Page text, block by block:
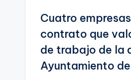
de
entradas
Cuatro
contrato que
de trabajo de la
Ayuntamiento